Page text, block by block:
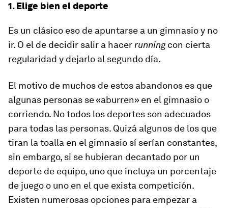
1. Elige bien el deporte
Es un clásico eso de apuntarse a un gimnasio y no
ir. O el de decidir salir a hacer runningcon cierta
regularidad y dejarlo al segundo día.
El motivo de muchos de estos abandonos es que
algunas personas se «aburren» en el gimnasio o
corriendo. No todos los deportes son adecuados
para todas las personas. Quizá algunos de los que
tiran la toalla en el gimnasio sí serían constantes,
sin embargo, si se hubieran decantado por un
deporte de equipo, uno que incluya un porcentaje
de juego o uno en el que exista competición.
Existen numerosas opciones para empezar a